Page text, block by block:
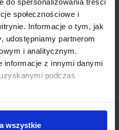
społecznościowe i
Informacje o tym, jak
udostępniamy partnerom
i analitycznym.
informacje z innymi danymi
podczas
wszystkie